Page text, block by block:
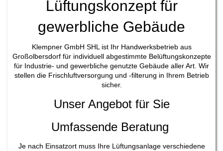
Lüftungskonzept für
gewerbliche Gebäude
Klempner GmbH SHL ist Ihr Handwerksbetrieb aus
Großolbersdorf für individuell abgestimmte Belüftungskonzepte
für Industrie- und gewerbliche genutzte Gebäude aller Art. Wir
stellen die Frischluftversorgung und -filterung in Ihrem Betrieb
sicher.
Unser Angebot für Sie
Umfassende Beratung
Je nach Einsatzort muss Ihre Lüftungsanlage verschiedene